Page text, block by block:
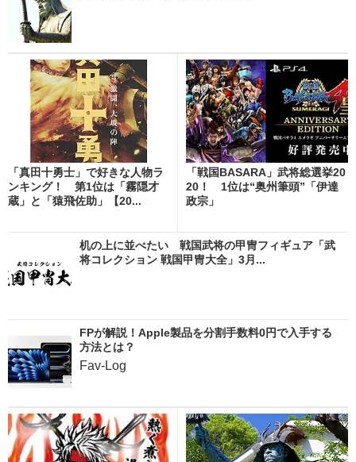
「真田十勇士」で好きな人物ラ
ンキング！ 第1位は「霧隠才
蔵」と「猿飛佐助」【20...
「戦国BASARA」武将総選挙20
20！ 1位は“奥州筆頭”「伊達
政宗」
机の上に並べたい 戦国武将の甲冑フィギュア「武
将コレクション 戦国甲冑大全」3月...
FPが解説！Apple製品を分割手数料0円で入手する
方法とは？
Fav-Log